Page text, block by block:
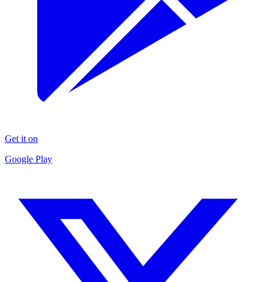
Get it on
Google Play